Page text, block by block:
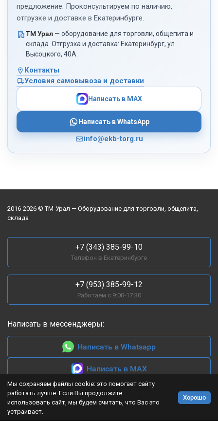
Сокоохладители в каталоге «ТМ
Урал»
Интернет-магазин «ТМ Урал» предлагает широкий выбор
сокоохладителей для баров, кафе и ресторанов. В каталоге
доступны модели с разным количеством емкостей,
мощностью и функционалом. Все устройства
сопровождаются технической документацией и официальной
гарантией.
В «ТМ Урал» представлены сокоохладители ведущих брендов:
Hurakan, VIATTO, EQTA — практичные модели из Китая с
Постоянное поддержание температуры напитков.
Простая мойка и разборка емкостей.
Экономичное энергопотребление.
Возможность выбора количества баков и
производительности под конкретные задачи.
Производительность компрессора — от 180 до 500 Вт в
зависимости от числа емкостей.
Энергопотребление — современные модели экономичны
и рассчитаны на длительное использование.
Материал корпуса — нержавеющая сталь или
окрашенный металл, устойчивый к механическим
нагрузкам.
предложение. Проконсультируем по наличию,
отгрузке и доставке в Екатеринбурге.
ТМ Урал — оборудование для торговли, общепита и
склада. Отгрузка и доставка: Екатеринбург, ул.
Высоцкого, 40А.
Контакты
Условия самовывоза и доставки
Написать в MAX
Написать в WhatsApp
info@ekb-torg.ru
2016-2026 © ТМ-Урал — Оборудование для торговли, общепита,
склада
+7 (343) 385-99-10
Телефон в Екатеринбурге
+7 (953) 385-99-12
Работаем с 9:00-17:30
Написать в мессенджеры:
Написать в Whatsapp
Написать в MAX
Контакты:
г. Екатеринбург, ул. Высоцкого 40А
Мы сохраняем файлы cookie: это помогает сайту
работать лучше. Если Вы продолжите
использовать сайт, мы будем считать, что Вас это
устраивает.
Хорошо